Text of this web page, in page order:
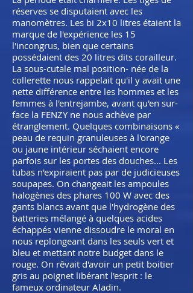
réserves se disputaient avec les
manomètres. Les bi 2x10 litres étaient la
marque de l'expérience les 15
l'incongrus, bien que certains
possédaient des 20 litres dits corailleur.
La sous-cutale mal position- née de la
collerette nous rappelait qu'il y avait une
nette différence entre les hommes et les
femmes à l'entrejambe, avant qu'en sur-
face la FENZY ne nous achève par
étranglement. Quelques combinaisons «
peau de requin granuleuses à l'orange
ou jaune intérieur séchaient encore
parfois sur les portes des douches... Les
tubas n'expiraient pas par de judicieuses
soupapes. On changeait les ampoules
halogènes des phares 100 W avec des
gants blancs avant que l'hydrogène des
batteries mélangé à quelques acides
échappés vienne dissoudre le moral en
nous replongeant dans les seuls vert et
bleu et mettant notre budget dans le
rouge. On rêvait d'avoir un petit boitier
gris au poignet libérant l'esprit : le
fameux ordinateur Aladin.